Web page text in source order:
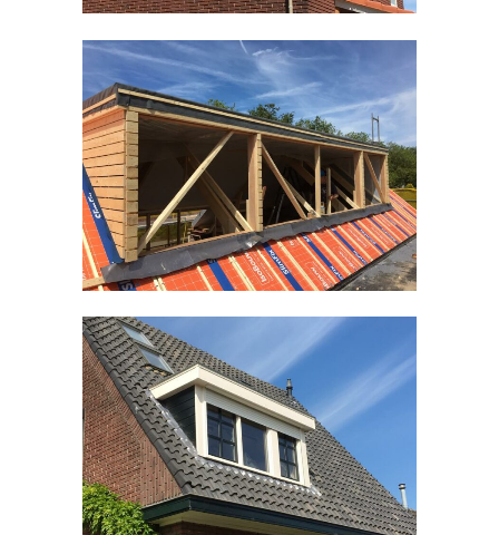
Timmerwerken divers
Kozijnen divers